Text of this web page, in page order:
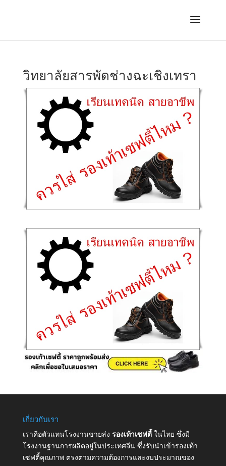
วิทยาลัยสารพัดช่างฉะเชิงเทรา
เกี่ยวกับเรา
เราคือตัวแทนโรงงานขายส่ง รองเท้าเซฟตี้ ในไทย ซึ่งมี
โรงงานฐานการผลิตอยู่ในประเทศจีน ซึ่งรับนำเข้ารองเท้า
เซฟตี้คุณภาพ ตรงตามความต้องการและงบประมาณของ